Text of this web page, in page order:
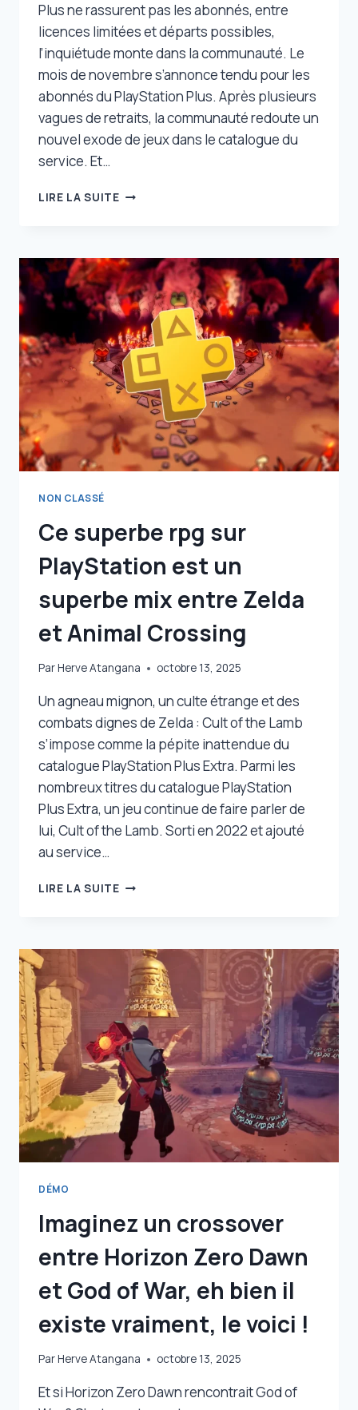
Plus ne rassurent pas les abonnés, entre
licences limitées et départs possibles,
l’inquiétude monte dans la communauté. Le
mois de novembre s’annonce tendu pour les
abonnés du PlayStation Plus. Après plusieurs
vagues de retraits, la communauté redoute un
nouvel exode de jeux dans le catalogue du
service. Et…
LIRE LA SUITEPLAYSTATION
JEUX
GRATUITS
DE
NOVEMBRE
NE
RASSURENT
PAS
LES
FANS,
ET
ÇA
SE
COMPREND
NON CLASSÉ
Ce superbe rpg sur
PlayStation est un
superbe mix entre Zelda
et Animal Crossing
ParHerve Atangana octobre 13, 2025
Un agneau mignon, un culte étrange et des
combats dignes de Zelda : Cult of the Lamb
s’impose comme la pépite inattendue du
catalogue PlayStation Plus Extra. Parmi les
nombreux titres du catalogue PlayStation
Plus Extra, un jeu continue de faire parler de
lui, Cult of the Lamb. Sorti en 2022 et ajouté
au service…
LIRE LA SUITECE
PLAYSTATION
EST
UN
SUPERBE
MIX
ENTRE
ZELDA
ET
ANIMAL
CROSSING
DÉMO
Imaginez un crossover
entre Horizon Zero Dawn
et God of War, eh bien il
existe vraiment, le voici !
ParHerve Atangana octobre 13, 2025
Et si Horizon Zero Dawn rencontrait God of